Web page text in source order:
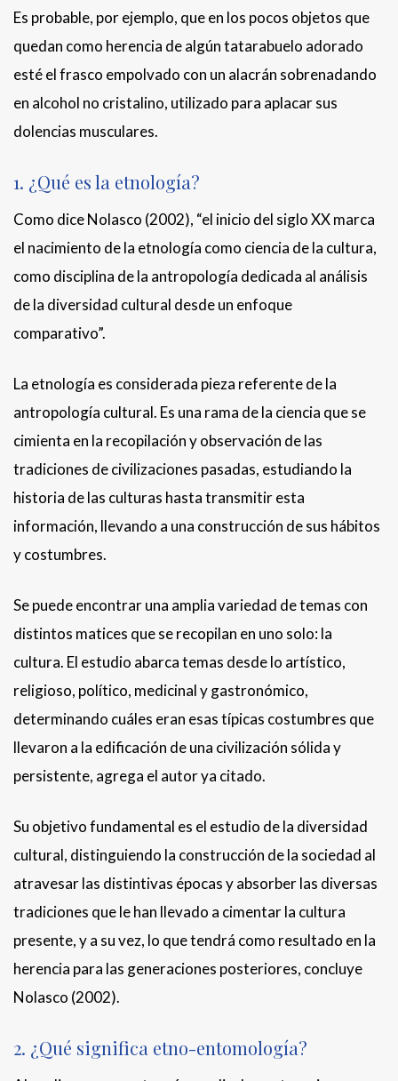
Es probable, por ejemplo, que en los pocos objetos que
quedan como herencia de algún tatarabuelo adorado
esté el frasco empolvado con un alacrán sobrenadando
en alcohol no cristalino, utilizado para aplacar sus
dolencias musculares.
1. ¿Qué es la etnología?
Como dice Nolasco (2002), “el inicio del siglo XX marca
el nacimiento de la etnología como ciencia de la cultura,
como disciplina de la antropología dedicada al análisis
de la diversidad cultural desde un enfoque
comparativo”.
La etnología es considerada pieza referente de la
antropología cultural. Es una rama de la ciencia que se
cimienta en la recopilación y observación de las
tradiciones de civilizaciones pasadas, estudiando la
historia de las culturas hasta transmitir esta
información, llevando a una construcción de sus hábitos
y costumbres.
Se puede encontrar una amplia variedad de temas con
distintos matices que se recopilan en uno solo: la
cultura. El estudio abarca temas desde lo artístico,
religioso, político, medicinal y gastronómico,
determinando cuáles eran esas típicas costumbres que
llevaron a la edificación de una civilización sólida y
persistente, agrega el autor ya citado.
Su objetivo fundamental es el estudio de la diversidad
cultural, distinguiendo la construcción de la sociedad al
atravesar las distintivas épocas y absorber las diversas
tradiciones que le han llevado a cimentar la cultura
presente, y a su vez, lo que tendrá como resultado en la
herencia para las generaciones posteriores, concluye
Nolasco (2002).
2. ¿Qué significa etno-entomología?